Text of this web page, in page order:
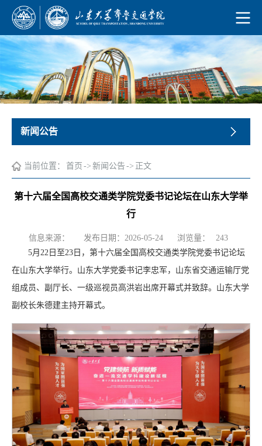
新闻公告
当前位置： 首页 -> 新闻公告 -> 正文
第十六届全国高校交通类学院党委书记论坛在山东大学举
行
信息来源： 发布日期：2026-05-24 浏览量：
243
5月22日至23日，第十六届全国高校交通类学院党委书记论坛
在山东大学举行。山东大学党委书记李忠军，山东省交通运输厅党
组成员、副厅长、一级巡视员高洪岩出席开幕式并致辞。山东大学
副校长朱德建主持开幕式。